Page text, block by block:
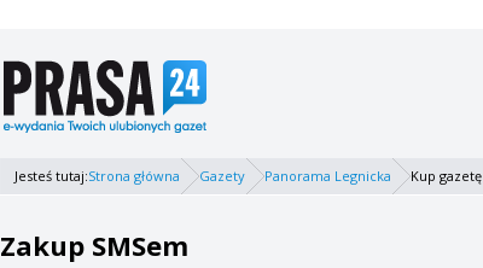
Jesteś tutaj:Strona główna Gazety Panorama Legnicka Kup gazetę
Zakup SMSem